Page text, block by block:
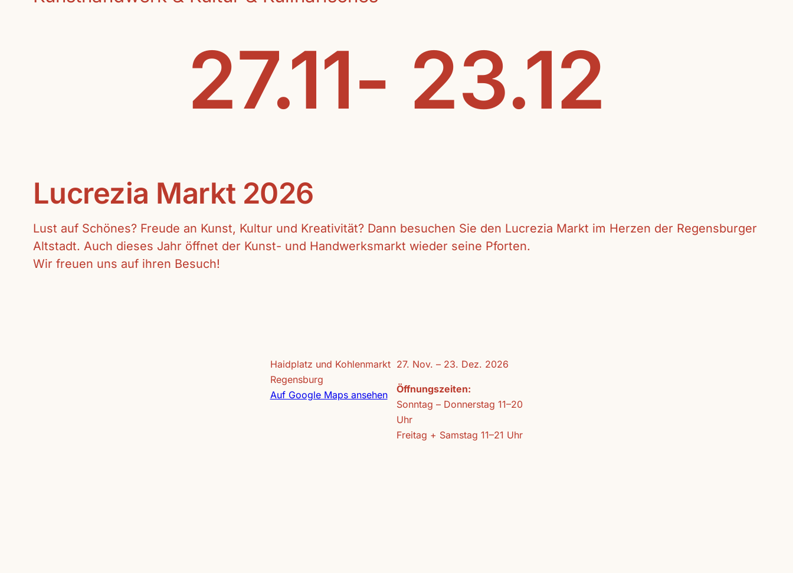
27.11- 23.12
Lucrezia Markt 2026
Lust auf Schönes? Freude an Kunst, Kultur und Kreativität? Dann besuchen Sie den Lucrezia Markt im Herzen der Regensburger
Altstadt. Auch dieses Jahr öffnet der Kunst- und Handwerksmarkt wieder seine Pforten.
Wir freuen uns auf ihren Besuch!
Haidplatz und Kohlenmarkt
Regensburg
Auf Google Maps ansehen
27. Nov. – 23. Dez. 2026
Öffnungszeiten:
Sonntag – Donnerstag 11–20
Uhr
Freitag + Samstag 11–21 Uhr